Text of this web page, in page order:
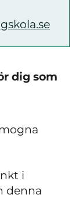
dig som
i
denna